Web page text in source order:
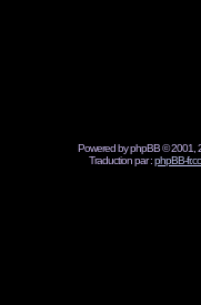
Powered by phpBB © 2001,
Traduction par :phpBB-